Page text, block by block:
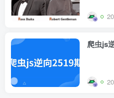
爬虫js